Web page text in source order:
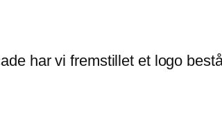
har vi fremstillet et logo